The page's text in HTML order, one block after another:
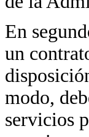
En
un
modo,
servicios